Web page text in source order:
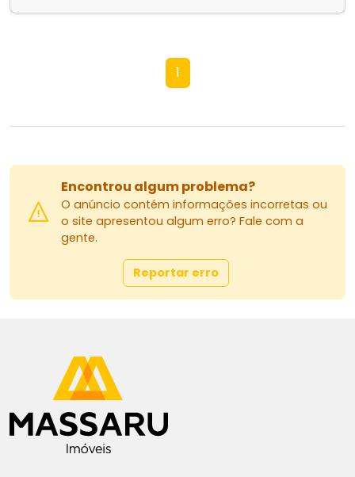
1
Encontrou algum problema?
O anúncio contém informações incorretas ou
o site apresentou algum erro? Fale com a
gente.
Reportar erro